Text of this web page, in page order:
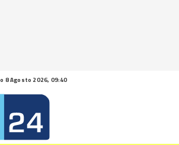
8 Agosto 2026, 09:40